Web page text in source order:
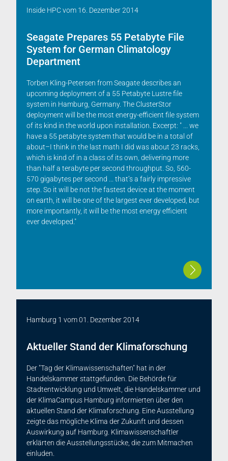
Inside HPCvom 16. Dezember 2014
Seagate Prepares 55 Petabyte File
System for German Climatology
Department
Torben Kling-Petersen from Seagate describes an
upcoming deployment of a 55 Petabyte Lustre file
system in Hamburg, Germany. The ClusterStor
deployment will be the most energy-efficient file system
of its kind in the world upon installation. Excerpt: " ... we
have a 55 petabyte system that would be in a total of
about–I think in the last math I did was about 23 racks,
which is kind of in a class of its own, delivering more
than half a terabyte per second throughput. So, 560-
570 gigabytes per second ... that’s a fairly impressive
step. So it will be not the fastest device at the moment
on earth, it will be one of the largest ever developed, but
more importantly, it will be the most energy efficient
ever developed."
Hamburg 1 vom01. Dezember 2014
Aktueller Stand der Klimaforschung
Der "Tag der Klimawissenschaften" hat in der
Handelskammer stattgefunden. Die Behörde für
Stadtentwicklung und Umwelt, die Handelskammer und
der KlimaCampus Hamburg informierten über den
aktuellen Stand der Klimaforschung. Eine Ausstellung
zeigte das mögliche Klima der Zukunft und dessen
Auswirkung auf Hamburg. Klimawissenschaftler
erklärten die Ausstellungsstücke, die zum Mitmachen
einluden.